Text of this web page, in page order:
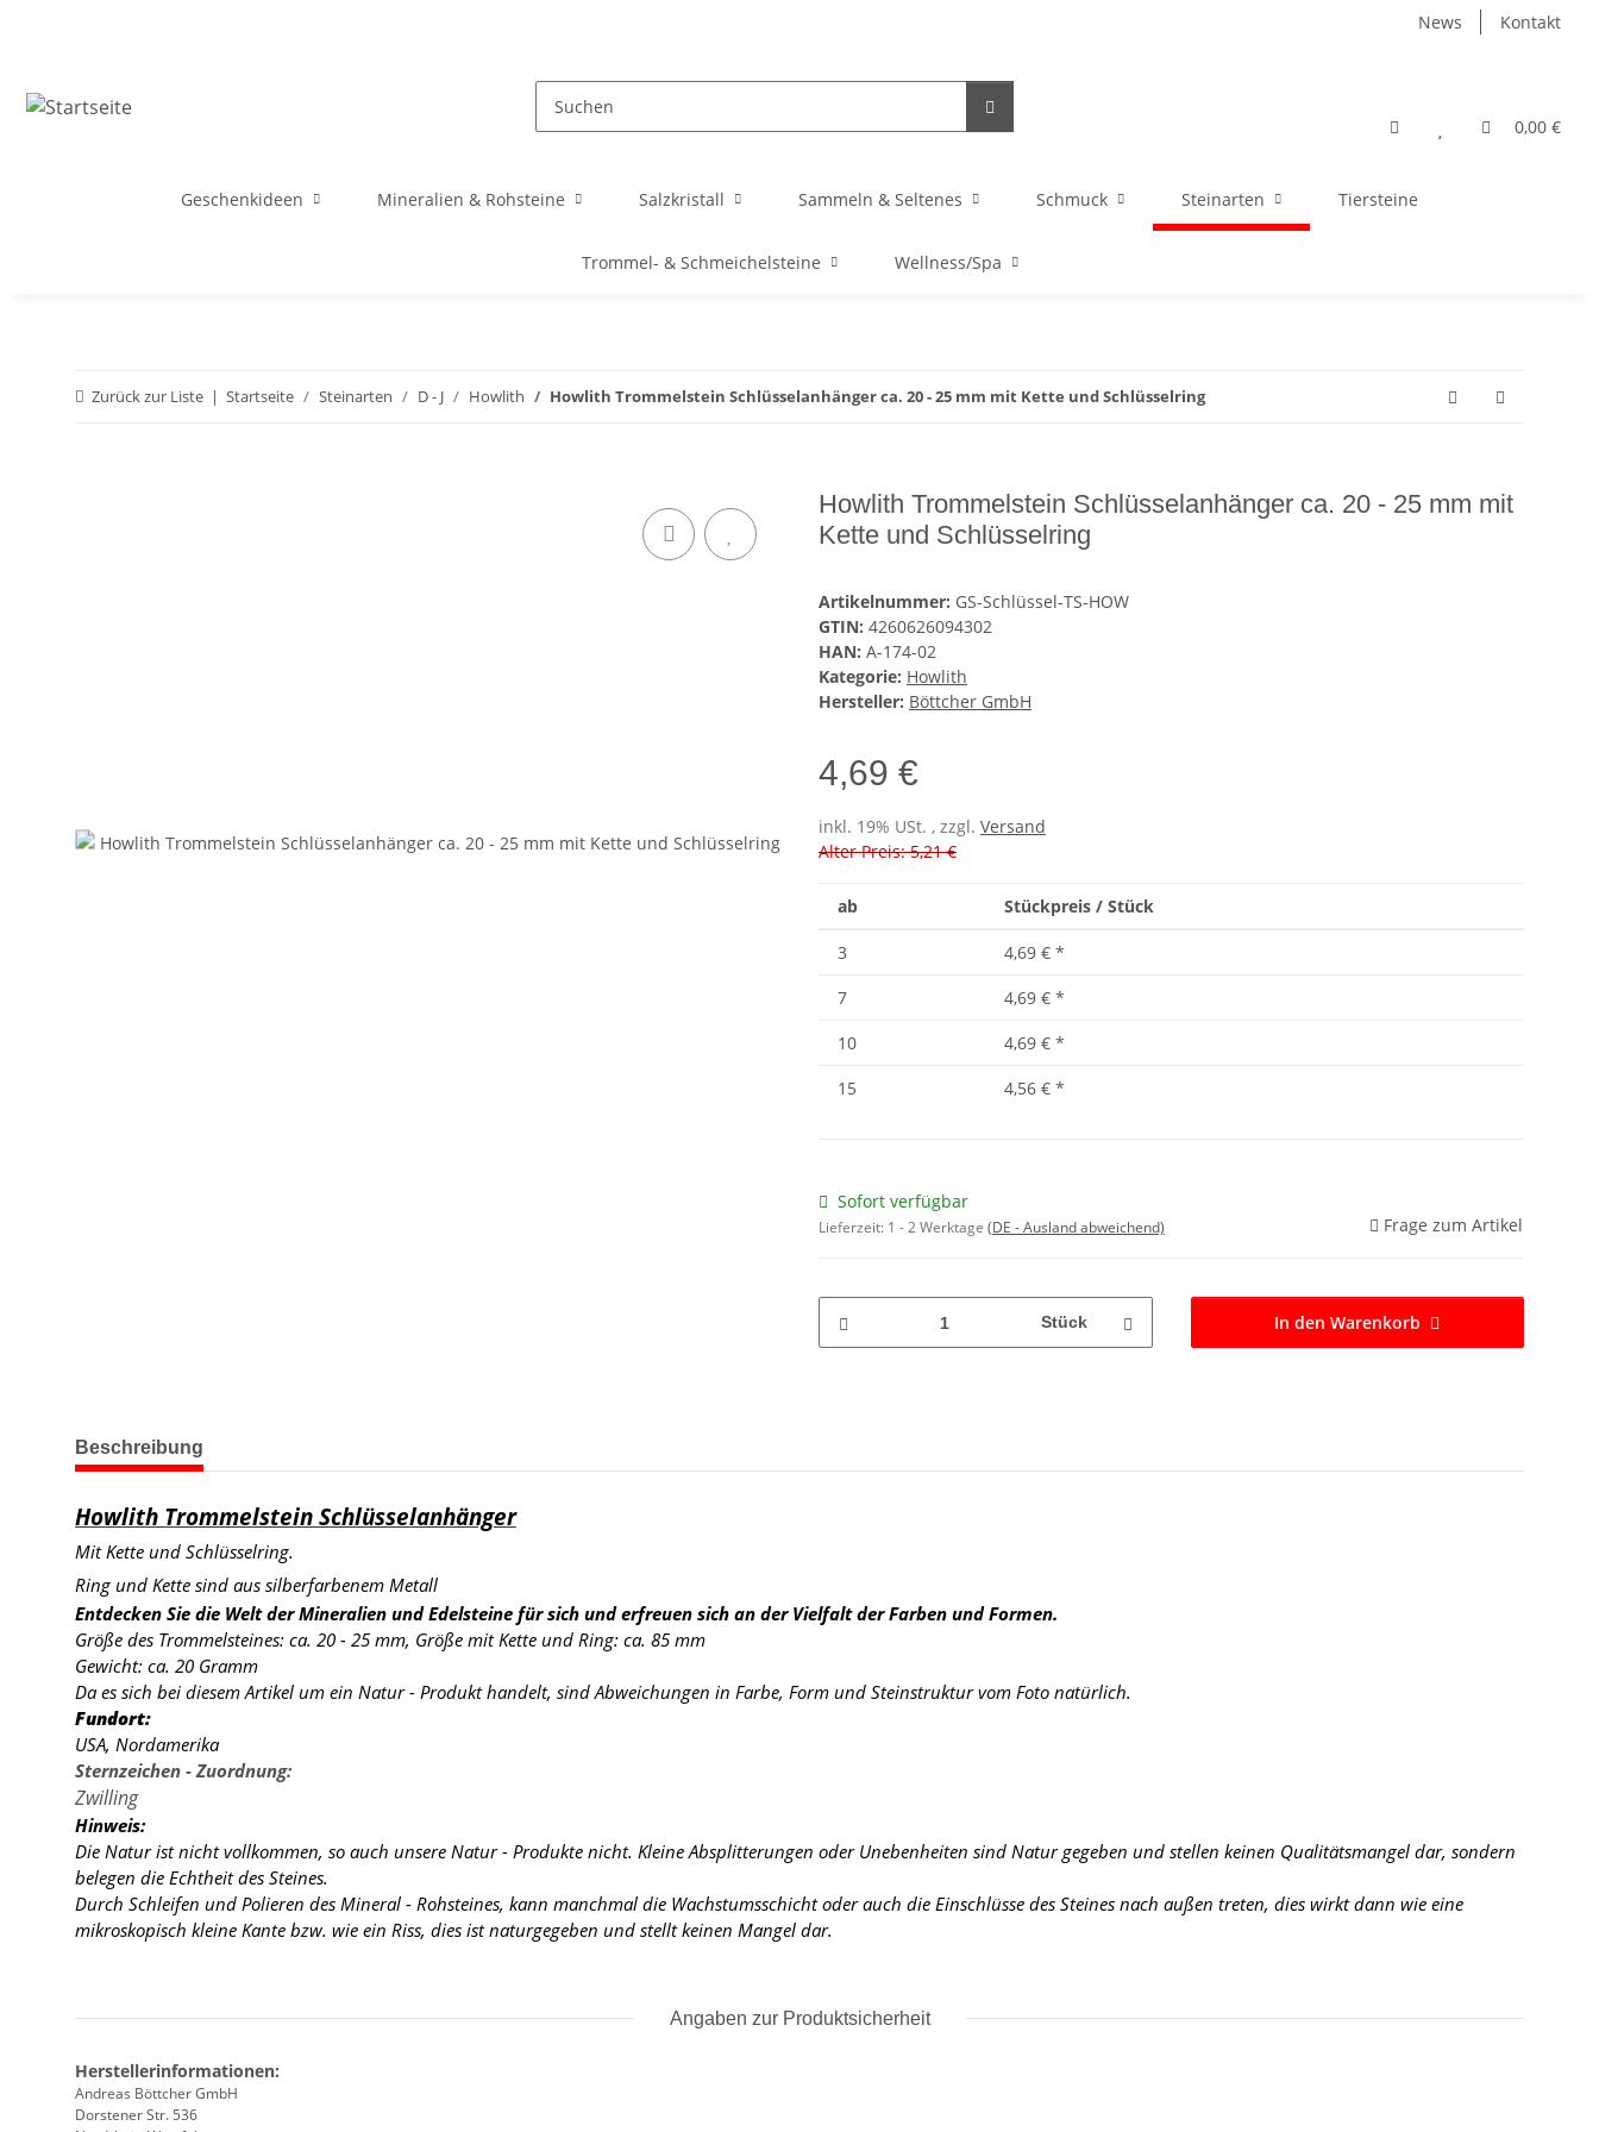
News Kontakt
0,00 €
Geschenkideen Mineralien & Rohsteine Salzkristall Sammeln & Seltenes Schmuck Steinarten Tiersteine
Trommel- & Schmeichelsteine Wellness/Spa
Zurück zur Liste Startseite Steinarten D - J Howlith Howlith Trommelstein Schlüsselanhänger ca. 20 - 25 mm mit Kette und Schlüsselring
Howlith Trommelstein Schlüsselanhänger ca. 20 - 25 mm mit
Kette und Schlüsselring
Artikelnummer: GS-Schlüssel-TS-HOW
GTIN: 4260626094302
HAN: A-174-02
Kategorie: Howlith
Hersteller: Böttcher GmbH
4,69 €
inkl. 19% USt. , zzgl. Versand
Alter Preis: 5,21 €
ab Stückpreis / Stück
3 4,69 € *
7
4,69 € *
10
4,69 € *
15
4,56 € *
Sofort verfügbar
Lieferzeit: 1 - 2 Werktage (DE - Ausland abweichend) Frage zum Artikel
Stück In den Warenkorb
weitere Registerkarten anzeigen
Beschreibung
Howlith Trommelstein Schlüsselanhänger
Mit Kette und Schlüsselring.
Ring und Kette sind aus silberfarbenem Metall
Entdecken Sie die Welt der Mineralien und Edelsteine für sich und erfreuen sich an der Vielfalt der Farben und Formen.
Größe des Trommelsteines: ca. 20 - 25 mm, Größe mit Kette und Ring: ca. 85 mm
Gewicht: ca. 20 Gramm
Da es sich bei diesem Artikel um ein Natur - Produkt handelt, sind Abweichungen in Farbe, Form und Steinstruktur vom Foto natürlich.
Fundort:
USA, Nordamerika
Sternzeichen - Zuordnung:
Zwilling
Hinweis:
Die Natur ist nicht vollkommen, so auch unsere Natur - Produkte nicht. Kleine Absplitterungen oder Unebenheiten sind Natur gegeben und stellen keinen Qualitätsmangel dar, sondern
belegen die Echtheit des Steines.
Durch Schleifen und Polieren des Mineral - Rohsteines, kann manchmal die Wachstumsschicht oder auch die Einschlüsse des Steines nach außen treten, dies wirkt dann wie eine
mikroskopisch kleine Kante bzw. wie ein Riss, dies ist naturgegeben und stellt keinen Mangel dar.
Angaben zur Produktsicherheit
Herstellerinformationen:
Andreas Böttcher GmbH
Dorstener Str. 536